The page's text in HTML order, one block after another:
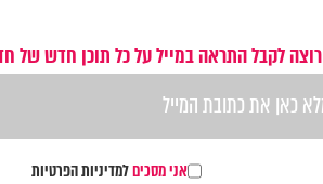
רוצה לקבל התראה במייל על כל תוכן חדש של
אני מסכיםלמדיניות הפרטיות